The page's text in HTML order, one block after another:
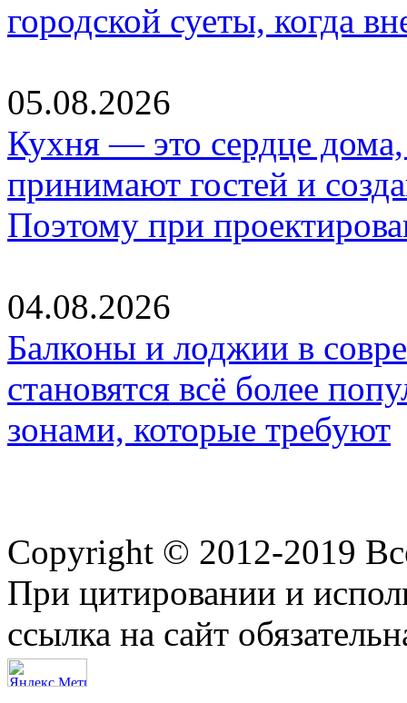
городской суеты, когда
05.08.2026
Кухня — это сердце дома,
принимают гостей и
Поэтому при
04.08.2026
Балконы и лоджии в
становятся всё более
зонами, которые требуют
Copyright © 2012-2019
При цитировании и
ссылка на сайт